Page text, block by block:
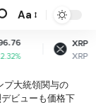
Aa
JPY-¥ 166.34
-1.01%
プ大統領関与の
ビューも価格下